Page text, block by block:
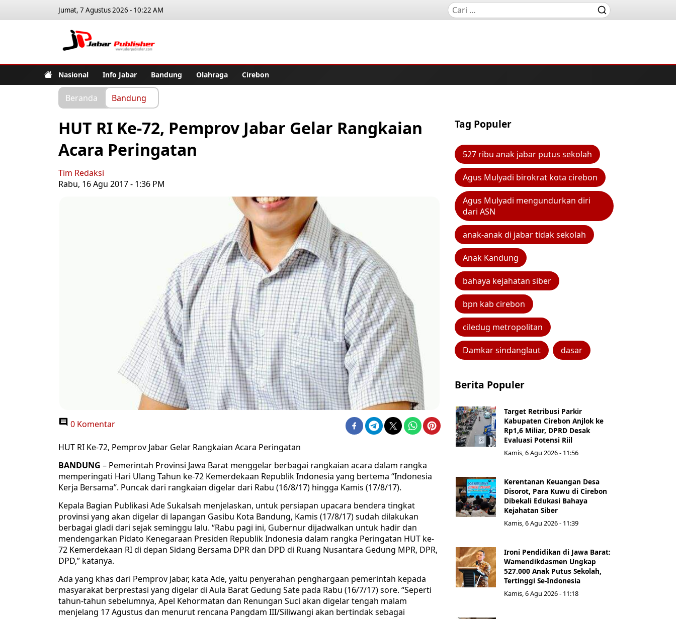
Jumat, 7 Agustus 2026 - 10:22 AM
Nasional Info Jabar Bandung Olahraga Cirebon
Beranda Bandung
HUT RI Ke-72, Pemprov Jabar Gelar Rangkaian
Acara Peringatan
Tim Redaksi
Rabu, 16 Agu 2017 - 1:36 PM
0 Komentar
HUT RI Ke-72, Pemprov Jabar Gelar Rangkaian Acara Peringatan
BANDUNG – Pemerintah Provinsi Jawa Barat menggelar berbagai rangkaian acara dalam rangka
memperingati Hari Ulang Tahun ke-72 Kemerdekaan Republik Indonesia yang bertema “Indonesia
Kerja Bersama”. Puncak dari rangkaian digelar dari Rabu (16/8/17) hingga Kamis (17/8/17).
Kepala Bagian Publikasi Ade Sukalsah menjelaskan, untuk persiapan upacara bendera tingkat
provinsi yang akan digelar di lapangan Gasibu Kota Bandung, Kamis (17/8/17) sudah dilakukan
berbagai gladi dari sejak seminggu lalu. “Rabu pagi ini, Gubernur dijadwalkan untuk hadir dan
mendengarkan Pidato Kenegaraan Presiden Republik Indonesia dalam rangka Peringatan HUT ke-
72 Kemerdekaan RI di depan Sidang Bersama DPR dan DPD di Ruang Nusantara Gedung MPR, DPR,
DPD,” katanya.
Ada yang khas dari Pemprov Jabar, kata Ade, yaitu penyerahan penghargaan pemerintah kepada
masyarakat berprestasi yang digelar di Aula Barat Gedung Sate pada Rabu (16/7/17) sore. “Seperti
tahun-tahun sebelumnya, Apel Kehormatan dan Renungan Suci akan digelar tengah malam
menjelang 17 Agustus dan menurut rencana Pangdam III/Siliwangi akan bertindak sebagai
Tag Populer
527 ribu anak jabar putus sekolah
Agus Mulyadi birokrat kota cirebon
Agus Mulyadi mengundurkan diri
dari ASN
anak-anak di jabar tidak sekolah
Anak Kandung
bahaya kejahatan siber
bpn kab cirebon
ciledug metropolitan
Damkar sindanglaut dasar
Berita Populer
Target Retribusi Parkir
Kabupaten Cirebon Anjlok ke
Rp1,6 Miliar, DPRD Desak
Evaluasi Potensi Riil
Kamis, 6 Agu 2026 - 11:56
Kerentanan Keuangan Desa
Disorot, Para Kuwu di Cirebon
Dibekali Edukasi Bahaya
Kejahatan Siber
Kamis, 6 Agu 2026 - 11:39
Ironi Pendidikan di Jawa Barat:
Wamendikdasmen Ungkap
527.000 Anak Putus Sekolah,
Tertinggi Se-Indonesia
Kamis, 6 Agu 2026 - 11:18